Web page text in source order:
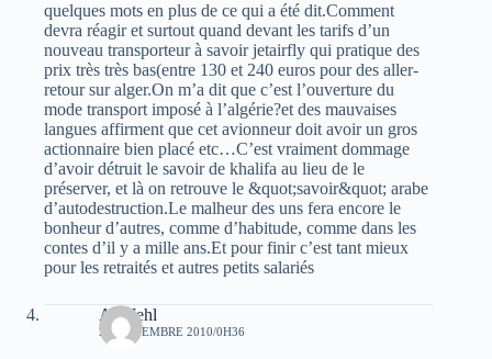
quelques mots en plus de ce qui a été dit.Comment
devra réagir et surtout quand devant les tarifs d’un
nouveau transporteur à savoir jetairfly qui pratique des
prix très très bas(entre 130 et 240 euros pour des aller-
retour sur alger.On m’a dit que c’est l’ouverture du
mode transport imposé à l’algérie?et des mauvaises
langues affirment que cet avionneur doit avoir un gros
actionnaire bien placé etc…C’est vraiment dommage
d’avoir détruit le savoir de khalifa au lieu de le
préserver, et là on retrouve le &quot;savoir&quot; arabe
d’autodestruction.Le malheur des uns fera encore le
bonheur d’autres, comme d’habitude, comme dans les
contes d’il y a mille ans.Et pour finir c’est tant mieux
pour les retraités et autres petits salariés
AbuJehl
24 NOVEMBRE 2010/0H36